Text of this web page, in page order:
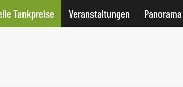
Tankpreise Veranstaltungen Panorama